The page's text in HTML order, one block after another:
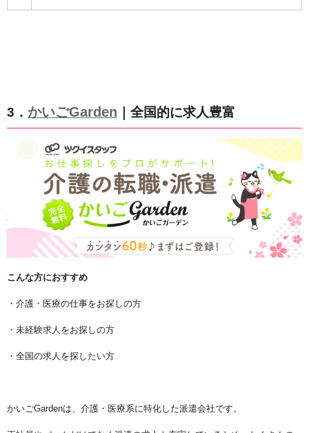
3． かいごGarden ｜全国的に求人豊富
こんな方におすすめ
・介護・医療の仕事をお探しの方
・未経験求人をお探しの方
・全国の求人を探したい方
かいごGardenは、介護・医療系に特化した派遣会社です。